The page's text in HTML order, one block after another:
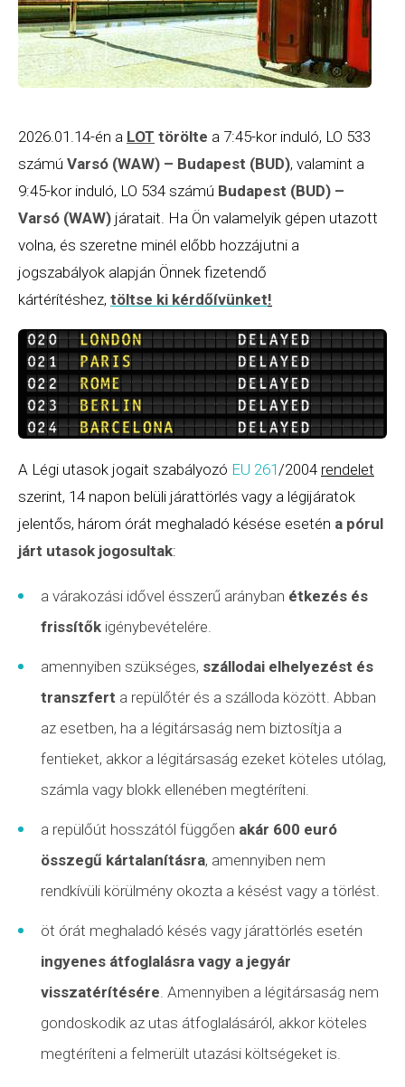
2026.01.14-én a LOT törölte a 7:45-kor induló, LO 533
számú Varsó (WAW) – Budapest (BUD), valamint a
9:45-kor induló, LO 534 számú Budapest (BUD) –
Varsó (WAW) járatait. Ha Ön valamelyik gépen utazott
volna, és szeretne minél előbb hozzájutni a
jogszabályok alapján Önnek fizetendő
kártérítéshez, töltse ki kérdőívünket!
A Légi utasok jogait szabályozó EU 261 /2004 rendelet
szerint, 14 napon belüli járattörlés vagy a légijáratok
jelentős, három órát meghaladó késése esetén a pórul
járt utasok jogosultak:
a várakozási idővel ésszerű arányban étkezés és
frissítők igénybevételére.
amennyiben szükséges, szállodai elhelyezést és
transzfert a repülőtér és a szálloda között. Abban
az esetben, ha a légitársaság nem biztosítja a
fentieket, akkor a légitársaság ezeket köteles utólag,
számla vagy blokk ellenében megtéríteni.
a repülőút hosszától függően akár 600 euró
összegű kártalanításra, amennyiben nem
rendkívüli körülmény okozta a késést vagy a törlést.
öt órát meghaladó késés vagy járattörlés esetén
ingyenes átfoglalásra vagy a jegyár
visszatérítésére . Amennyiben a légitársaság nem
gondoskodik az utas átfoglalásáról, akkor köteles
megtéríteni a felmerült utazási költségeket is.